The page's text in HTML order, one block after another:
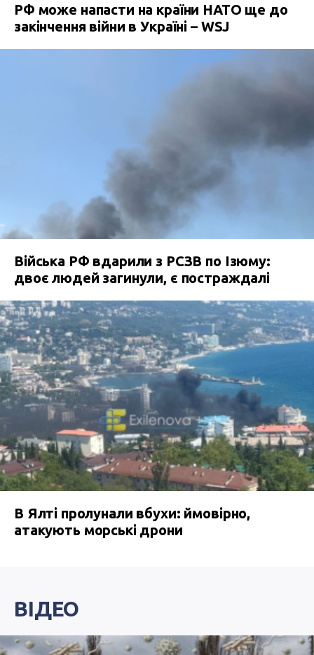
РФ може напасти на країни НАТО ще до
закінчення війни в Україні – WSJ
Війська РФ вдарили з РСЗВ по Ізюму:
двоє людей загинули, є постраждалі
В Ялті пролунали вбухи: ймовірно,
атакують морські дрони
ВІДЕО